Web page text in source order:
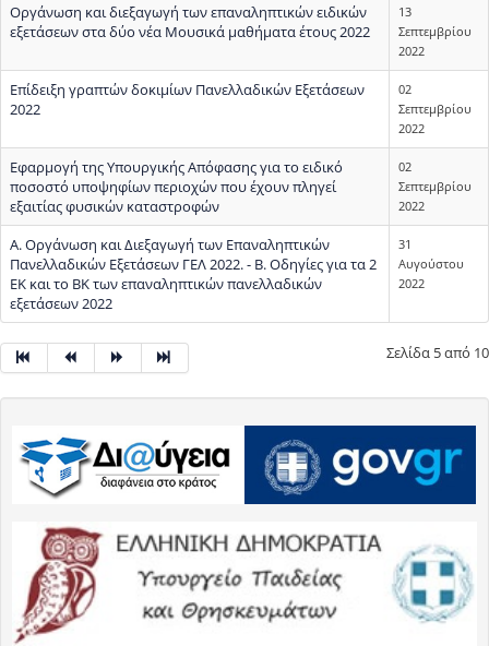
Οργάνωση και διεξαγωγή των επαναληπτικών ειδικών
εξετάσεων στα δύο νέα Μουσικά μαθήματα έτους 2022
13
Σεπτεμβρίου
2022
Επίδειξη γραπτών δοκιμίων Πανελλαδικών Εξετάσεων
2022
02
Σεπτεμβρίου
2022
Εφαρμογή της Υπουργικής Απόφασης για το ειδικό
ποσοστό υποψηφίων περιοχών που έχουν πληγεί
εξαιτίας φυσικών καταστροφών
02
Σεπτεμβρίου
2022
Α. Οργάνωση και Διεξαγωγή των Επαναληπτικών
Πανελλαδικών Εξετάσεων ΓΕΛ 2022. - Β. Οδηγίες για τα 2
ΕΚ και το ΒΚ των επαναληπτικών πανελλαδικών
εξετάσεων 2022
31
Αυγούστου
2022
Σελίδα 5 από 10